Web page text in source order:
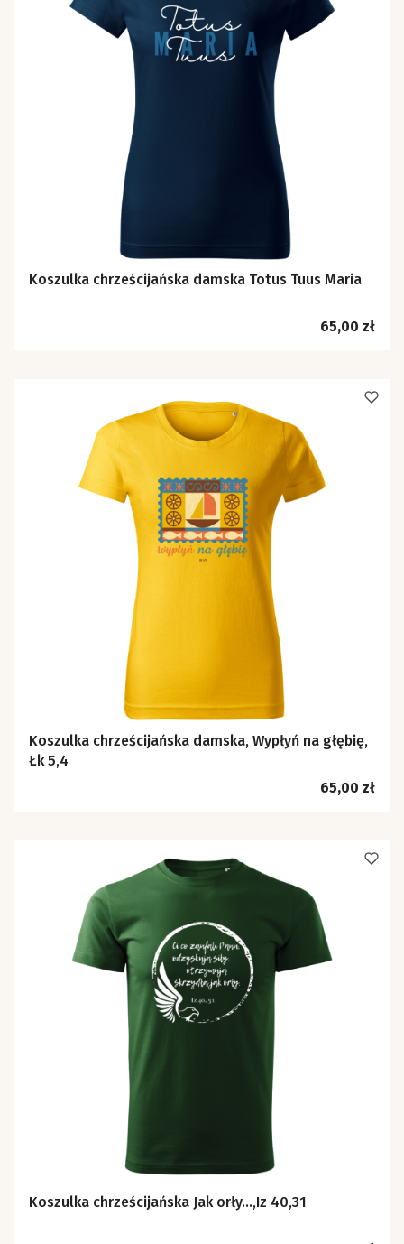
Koszulka chrześcijańska damska Totus Tuus Maria
Cena
65,00 zł
Koszulka chrześcijańska damska, Wypłyń na głębię,
Łk 5,4
Cena
65,00 zł
Koszulka chrześcijańska Jak orły...,Iz 40,31